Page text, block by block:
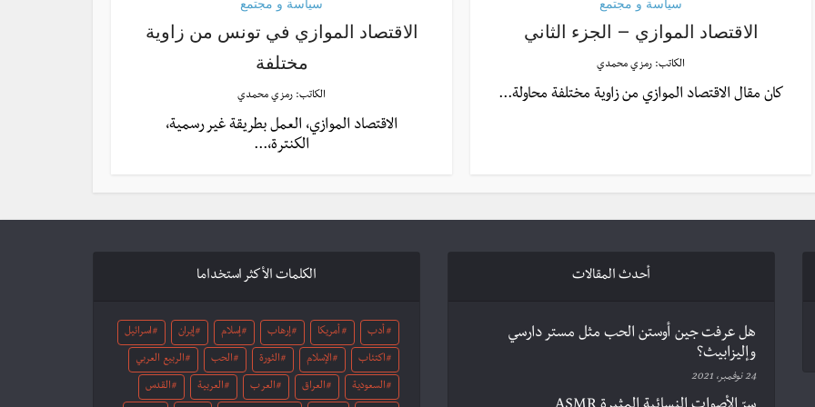
الاقتصاد الموازي – الجزء الثاني
الكاتب: رمزي محمدي
كان مقال الاقتصاد الموازي من زاوية مختلفة محاولة...
الاقتصاد الموازي في تونس من زاوية
مختلفة
الكاتب: رمزي محمدي
الاقتصاد الموازي، العمل بطريقة غير رسمية،
الكنترة،...
الكلمات الأكثر استخداما
أدب أمريكا إرهاب إسلام إيران اسرائيل
اكتئاب الإسلام الثورة الحب الربيع العربي
السعودية العراق العرب العربية القدس
أحدث المقالات
هل عرفت جين أوستن الحب مثل مستر دارسي
وإليزابيث؟
24 نوفمبر، 2021